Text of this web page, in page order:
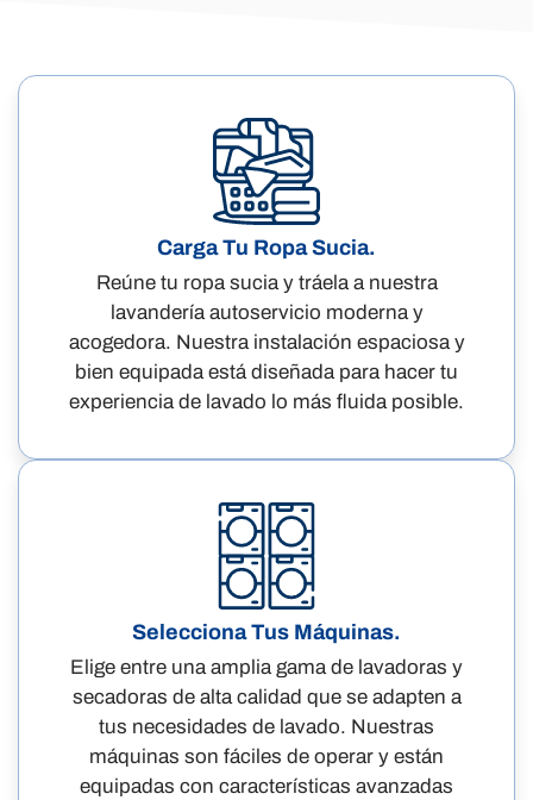
Carga Tu Ropa Sucia.
Reúne tu ropa sucia y tráela a nuestra
lavandería autoservicio moderna y
acogedora. Nuestra instalación espaciosa y
bien equipada está diseñada para hacer tu
experiencia de lavado lo más fluida posible.
Selecciona Tus Máquinas.
Elige entre una amplia gama de lavadoras y
secadoras de alta calidad que se adapten a
tus necesidades de lavado. Nuestras
máquinas son fáciles de operar y están
equipadas con características avanzadas